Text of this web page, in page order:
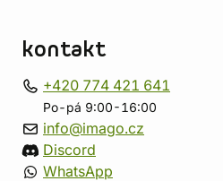
kontakt
+420 774 421 641
Po-pá 9:00-16:00
info@imago.cz
Discord
WhatsApp